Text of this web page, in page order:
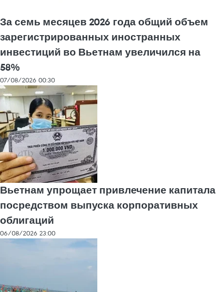
За семь месяцев 2026 года общий объем
зарегистрированных иностранных
инвестиций во Вьетнам увеличился на
58%
07/08/2026 00:30
Вьетнам упрощает привлечение капитала
посредством выпуска корпоративных
облигаций
06/08/2026 23:00